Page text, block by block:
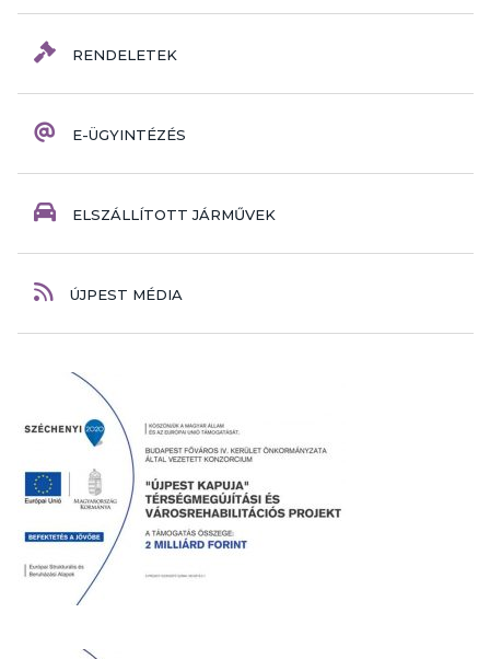
RENDELETEK
E-ÜGYINTÉZÉS
ELSZÁLLÍTOTT JÁRMŰVEK
ÚJPEST MÉDIA